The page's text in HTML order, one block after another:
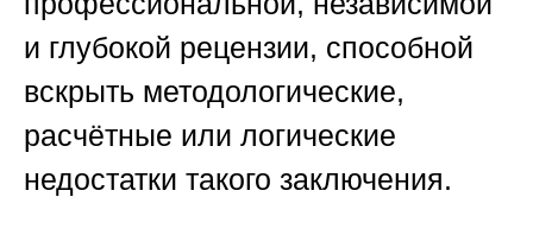
и глубокой рецензии, способной
вскрыть методологические,
расчётные или логические
недостатки такого заключения.